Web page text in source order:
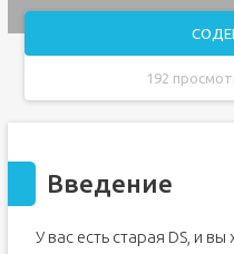
192
Шаг 2 Отсоединение
Шаг 4 Разделение
Введение
У вас есть старая DS, и